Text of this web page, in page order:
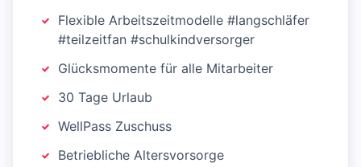
Flexible Arbeitszeitmodelle #langschläfer
#teilzeitfan #schulkindversorger
Glücksmomente für alle Mitarbeiter
30 Tage Urlaub
WellPass Zuschuss
Betriebliche Altersvorsorge